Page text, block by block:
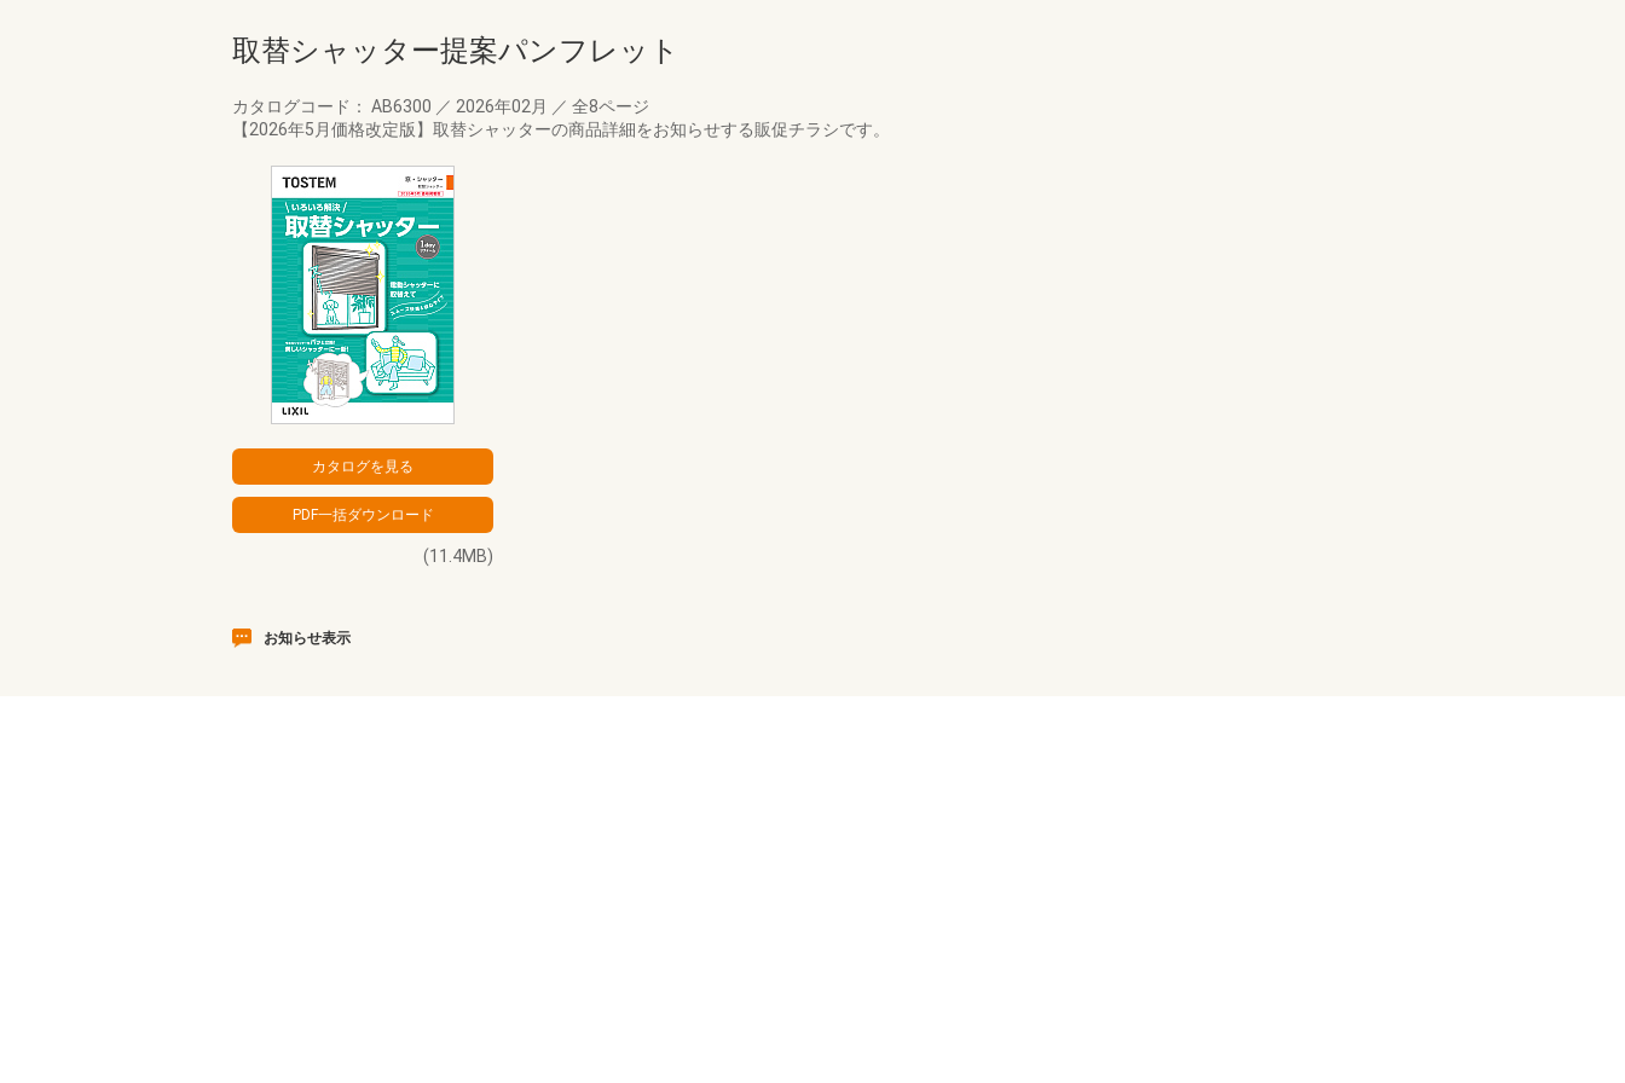
取替シャッター提案パンフレット
カタログコード： AB6300 ／ 2026年02月 ／ 全8ページ
【2026年5月価格改定版】取替シャッターの商品詳細をお知らせする販促チラシです。
(11.4MB)
お知らせ表示